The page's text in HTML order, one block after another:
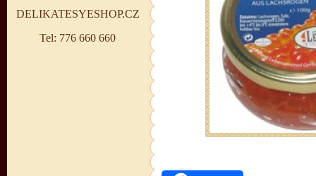
DELIKATESYESHOP.CZ
Tel: 776 660 660